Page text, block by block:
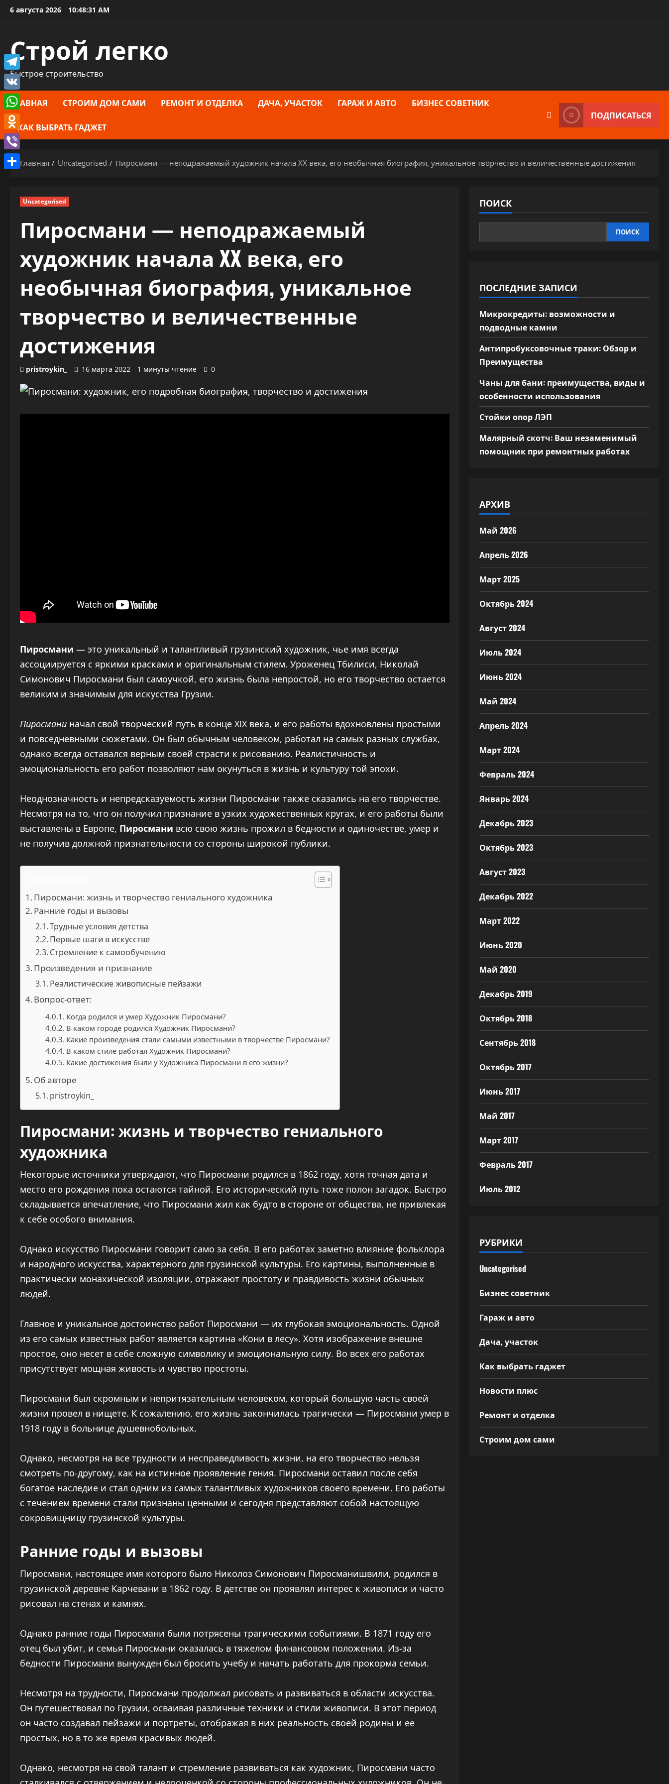
Перейти
6 августа 2026 10:48:32 AM
Строй легко
Быстрое строительство
ГЛАВНАЯ СТРОИМ ДОМ САМИ РЕМОНТ И ОТДЕЛКА ДАЧА, УЧАСТОК ГАРАЖ И АВТО БИЗНЕС СОВЕТНИК
КАК ВЫБРАТЬ ГАДЖЕТ
ПОДПИСАТЬСЯ
Главная Uncategorised Пиросмани — неподражаемый художник начала XX века, его необычная биография, уникальное творчество и величественные достижения
Uncategorised
Пиросмани — неподражаемый
художник начала XX века, его
необычная биография, уникальное
творчество и величественные
достижения
pristroykin_ 16 марта 2022 1 минуты чтение 0
Пиросмани — это уникальный и талантливый грузинский художник, чье имя всегда
ассоциируется с яркими красками и оригинальным стилем. Уроженец Тбилиси, Николай
Симонович Пиросмани был самоучкой, его жизнь была непростой, но его творчество остается
великим и значимым для искусства Грузии.
Пиросмани начал свой творческий путь в конце XIX века, и его работы вдохновлены простыми
и повседневными сюжетами. Он был обычным человеком, работал на самых разных службах,
однако всегда оставался верным своей страсти к рисованию. Реалистичность и
эмоциональность его работ позволяют нам окунуться в жизнь и культуру той эпохи.
Неоднозначность и непредсказуемость жизни Пиросмани также сказались на его творчестве.
Несмотря на то, что он получил признание в узких художественных кругах, и его работы были
выставлены в Европе, Пиросмани всю свою жизнь прожил в бедности и одиночестве, умер и
не получив должной признательности со стороны широкой публики.
Пиросмани: жизнь и творчество гениального художника
Ранние годы и вызовы
Трудные условия детства
Первые шаги в искусстве
Стремление к самообучению
Произведения и признание
Реалистические живописные пейзажи
Вопрос-ответ:
Когда родился и умер Художник Пиросмани?
В каком городе родился Художник Пиросмани?
Какие произведения стали самыми известными в творчестве Пиросмани?
В каком стиле работал Художник Пиросмани?
Какие достижения были у Художника Пиросмани в его жизни?
Об авторе
pristroykin_
Пиросмани: жизнь и творчество гениального
художника
Некоторые источники утверждают, что Пиросмани родился в 1862 году, хотя точная дата и
место его рождения пока остаются тайной. Его исторический путь тоже полон загадок. Быстро
складывается впечатление, что Пиросмани жил как будто в стороне от общества, не привлекая
к себе особого внимания.
Однако искусство Пиросмани говорит само за себя. В его работах заметно влияние фольклора
и народного искусства, характерного для грузинской культуры. Его картины, выполненные в
практически монахической изоляции, отражают простоту и правдивость жизни обычных
людей.
Главное и уникальное достоинство работ Пиросмани — их глубокая эмоциональность. Одной
из его самых известных работ является картина «Кони в лесу». Хотя изображение внешне
простое, оно несет в себе сложную символику и эмоциональную силу. Во всех его работах
присутствует мощная живость и чувство простоты.
Пиросмани был скромным и непритязательным человеком, который большую часть своей
жизни провел в нищете. К сожалению, его жизнь закончилась трагически — Пиросмани умер в
1918 году в больнице душевнобольных.
Однако, несмотря на все трудности и несправедливость жизни, на его творчество нельзя
смотреть по-другому, как на истинное проявление гения. Пиросмани оставил после себя
богатое наследие и стал одним из самых талантливых художников своего времени. Его работы
с течением времени стали признаны ценными и сегодня представляют собой настоящую
сокровищницу грузинской культуры.
Ранние годы и вызовы
Пиросмани, настоящее имя которого было Николоз Симонович Пиросманишвили, родился в
грузинской деревне Карчевани в 1862 году. В детстве он проявлял интерес к живописи и часто
рисовал на стенах и камнях.
Однако ранние годы Пиросмани были потрясены трагическими событиями. В 1871 году его
отец был убит, и семья Пиросмани оказалась в тяжелом финансовом положении. Из-за
бедности Пиросмани вынужден был бросить учебу и начать работать для прокорма семьи.
Несмотря на трудности, Пиросмани продолжал рисовать и развиваться в области искусства.
Он путешествовал по Грузии, осваивая различные техники и стили живописи. В этот период
он часто создавал пейзажи и портреты, отображая в них реальность своей родины и ее
простых, но в то же время красивых людей.
Однако, несмотря на свой талант и стремление развиваться как художник, Пиросмани часто
ПОИСК
ПОИСК
ПОСЛЕДНИЕ ЗАПИСИ
Микрокредиты: возможности и
подводные камни
Антипробуксовочные траки: Обзор и
Преимущества
Чаны для бани: преимущества, виды и
особенности использования
Стойки опор ЛЭП
Малярный скотч: Ваш незаменимый
помощник при ремонтных работах
АРХИВ
Май 2026
Апрель 2026
Март 2025
Октябрь 2024
Август 2024
Июль 2024
Июнь 2024
Май 2024
Апрель 2024
Март 2024
Февраль 2024
Январь 2024
Декабрь 2023
Октябрь 2023
Август 2023
Декабрь 2022
Март 2022
Июнь 2020
Май 2020
Декабрь 2019
Октябрь 2018
Сентябрь 2018
Октябрь 2017
Июнь 2017
Май 2017
Март 2017
Февраль 2017
Июль 2012
РУБРИКИ
Uncategorised
Бизнес советник
Гараж и авто
Дача, участок
Как выбрать гаджет
Новости плюс
Ремонт и отделка
Строим дом сами
Telegram
VK
WhatsApp
Odnoklassniki
Viber